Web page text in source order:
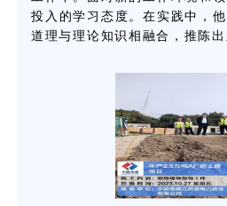
投入的学习态度。在实践中，
道理与理论知识相融合，推陈出